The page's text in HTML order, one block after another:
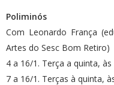
Poliminós
Com Leonardo França
Artes do Sesc Bom Retiro)
4 a 16/1. Terça a quinta,
7 a 16/1. Terças à quinta,